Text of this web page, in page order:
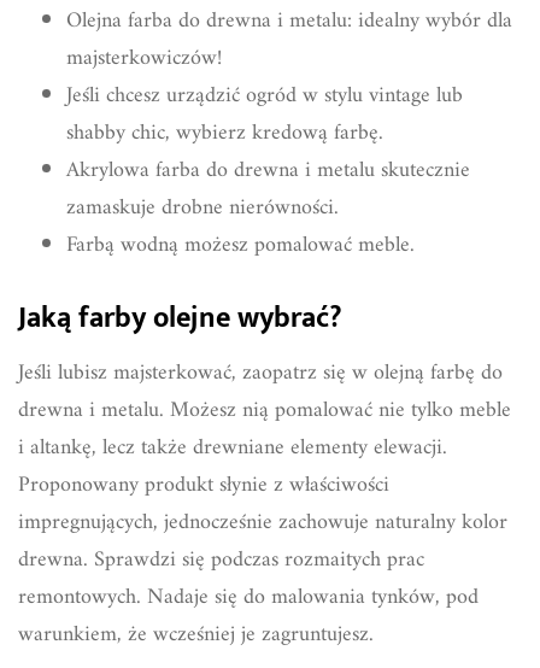
Olejna farba do drewna i metalu: idealny wybór dla
majsterkowiczów!
Jeśli chcesz urządzić ogród w stylu vintage lub
shabby chic, wybierz kredową farbę.
Akrylowa farba do drewna i metalu skutecznie
zamaskuje drobne nierówności.
Farbą wodną możesz pomalować meble.
Jaką farby olejne wybrać?
Jeśli lubisz majsterkować, zaopatrz się w olejną farbę do
drewna i metalu. Możesz nią pomalować nie tylko meble
i altankę, lecz także drewniane elementy elewacji.
Proponowany produkt słynie z właściwości
impregnujących, jednocześnie zachowuje naturalny kolor
drewna. Sprawdzi się podczas rozmaitych prac
remontowych. Nadaje się do malowania tynków, pod
warunkiem, że wcześniej je zagruntujesz.